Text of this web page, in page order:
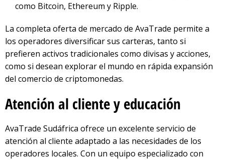
como Bitcoin, Ethereum y Ripple.
La completa oferta de mercado de AvaTrade permite a
los operadores diversificar sus carteras, tanto si
prefieren activos tradicionales como divisas y acciones,
como si desean explorar el mundo en rápida expansión
del comercio de criptomonedas.
Atención al cliente y educación
AvaTrade Sudáfrica ofrece un excelente servicio de
atención al cliente adaptado a las necesidades de los
operadores locales. Con un equipo especializado con